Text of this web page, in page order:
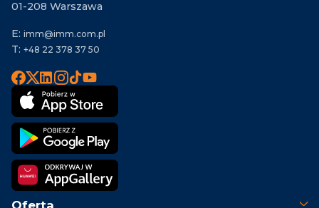
01-208 Warszawa
E: imm@imm.com.pl
T: +48 22 378 37 50
Oferta